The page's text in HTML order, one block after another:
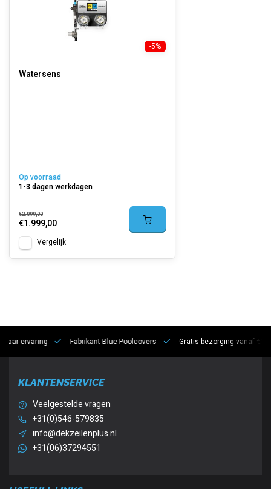
-5%
Watersens
Op voorraad
1-3 dagen werkdagen
€2.099,00
€1.999,00
Vergelijk
jaar ervaring Fabrikant Blue Poolcovers Gratis bezorging vanaf
KLANTENSERVICE
Veelgestelde vragen
+31(0)546-579835
info@dekzeilenplus.nl
+31(06)37294551